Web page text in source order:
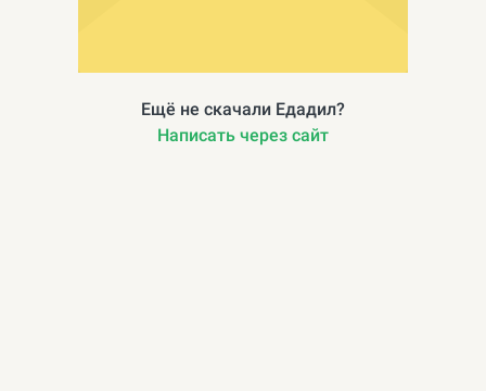
Ещё не скачали Едадил?
Написать через сайт